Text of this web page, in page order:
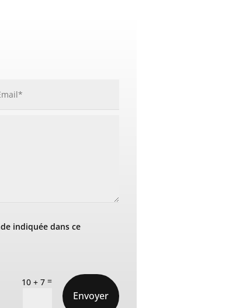
indiquée dans ce
10 + 7 =
Envoyer